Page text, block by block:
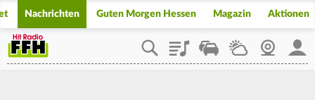
Nachrichten Guten Morgen Hessen Magazin Aktionen
PlaylistStaupilotWetterWebcam